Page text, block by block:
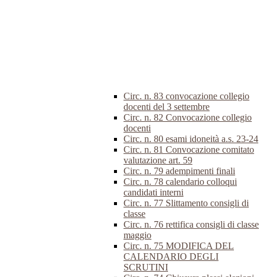
Circ. n. 83 convocazione collegio
docenti del 3 settembre
Circ. n. 82 Convocazione collegio
docenti
Circ. n. 80 esami idoneità a.s. 23-24
Circ. n. 81 Convocazione comitato
valutazione art. 59
Circ. n. 79 adempimenti finali
Circ. n. 78 calendario colloqui
candidati interni
Circ. n. 77 Slittamento consigli di
classe
Circ. n. 76 rettifica consigli di classe
maggio
Circ. n. 75 MODIFICA DEL
CALENDARIO DEGLI
SCRUTINI